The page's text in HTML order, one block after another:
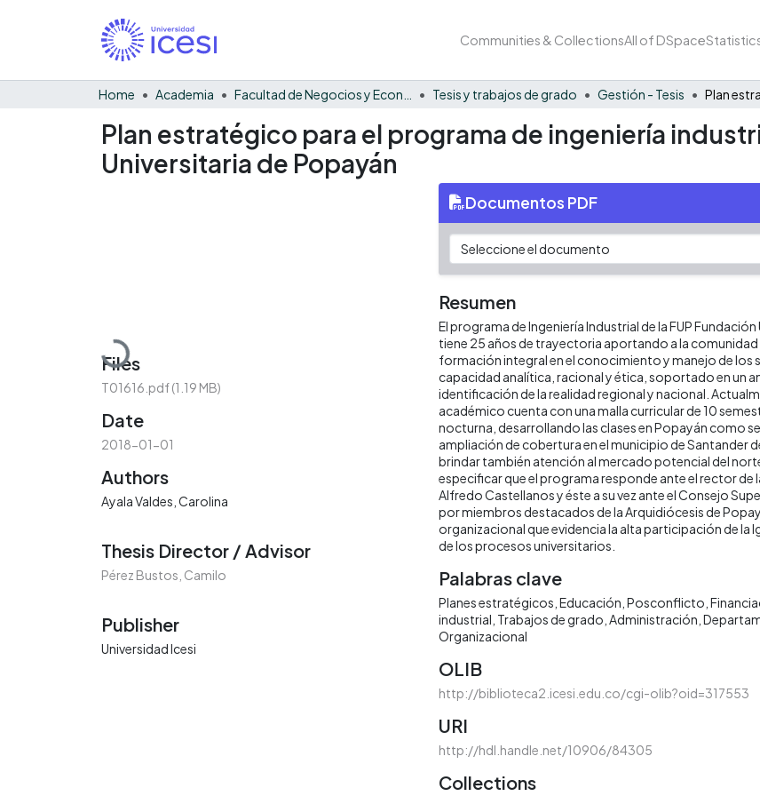
Communities & CollectionsAll of DSpace
Home Academia Tesis y trabajos de grado Gestión - Tesis
Plan estratégico para el programa de ingeniería
Universitaria de Popayán
Loading...
Files
T01616.pdf(1.19 MB)
Date
2018-01-01
Authors
Ayala Valdes, Carolina
Thesis Director / Advisor
Pérez Bustos, Camilo
Publisher
Universidad Icesi
Documentos PDF
Resumen
El programa de Ingeniería Industrial de la FUP
tiene 25 años de trayectoria aportando a la
formación integral en el conocimiento y manejo de
capacidad analítica, racional y ética, soportado en un
identificación de la realidad regional y nacional.
académico cuenta con una malla curricular de 10
nocturna, desarrollando las clases en Popayán como
ampliación de cobertura en el municipio de Santander
brindar también atención al mercado potencial del
especificar que el programa responde ante el rector de
Alfredo Castellanos y éste a su vez ante el Consejo
por miembros destacados de la Arquidiócesis de
organizacional que evidencia la alta participación de la
de los procesos universitarios.
Palabras clave
Planes estratégicos Educación Posconflicto
industrial Trabajos de grado Administración
Organizacional
OLIB
http://biblioteca2.icesi.edu.co/cgi-olib?oid=317553
URI
http://hdl.handle.net/10906/84305
Collections